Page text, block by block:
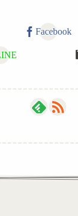
Facebook